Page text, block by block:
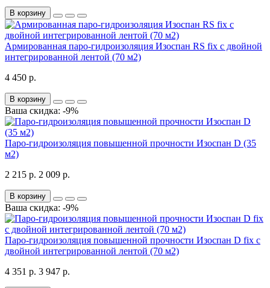
В корзину
Армированная паро-гидроизоляция Изоспан RS fix c двойной
интегрированной лентой (70 м2)
4 450 р.
В корзину
Ваша скидка: -9%
Паро-гидроизоляция повышенной прочности Изоспан D (35
м2)
2 215 р. 2 009 р.
В корзину
Ваша скидка: -9%
Паро-гидроизоляция повышенной прочности Изоспан D fix с
двойной интегрированной лентой (70 м2)
4 351 р. 3 947 р.